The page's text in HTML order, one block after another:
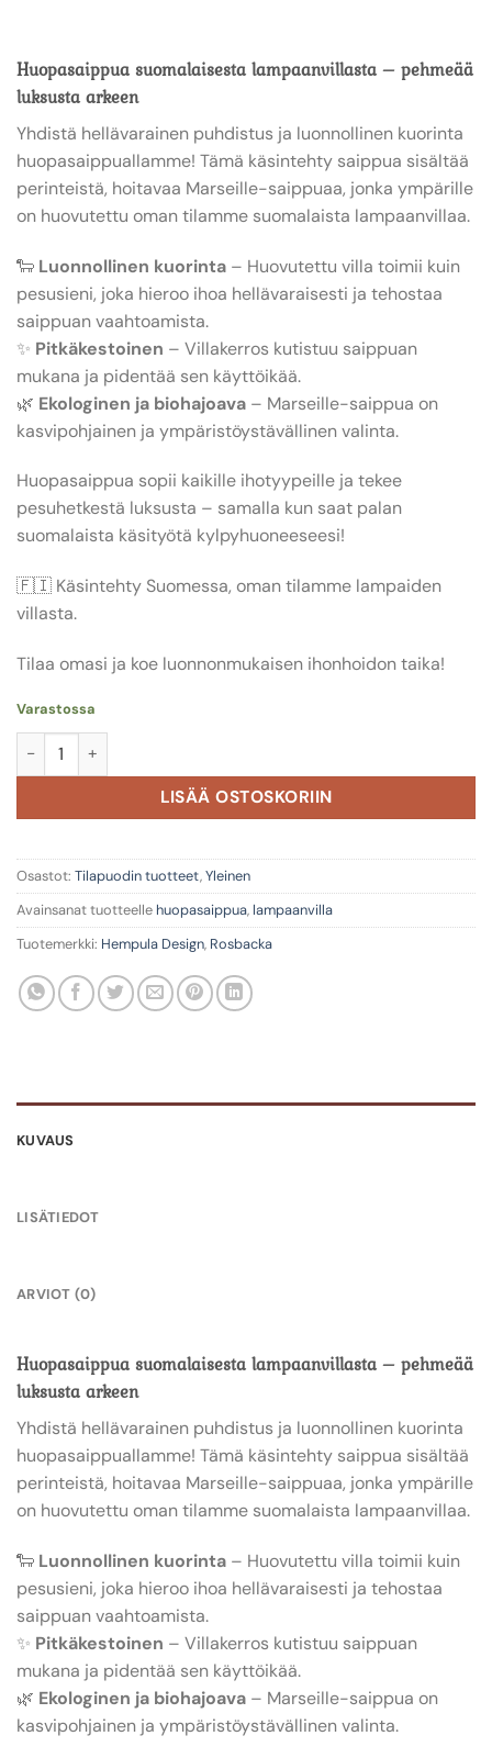
Huopasaippua suomalaisesta lampaanvillasta – pehmeää
luksusta arkeen
Yhdistä hellävarainen puhdistus ja luonnollinen kuorinta
huopasaippuallamme! Tämä käsintehty saippua sisältää
perinteistä, hoitavaa Marseille-saippuaa, jonka ympärille
on huovutettu oman tilamme suomalaista lampaanvillaa.
🐑 Luonnollinen kuorinta – Huovutettu villa toimii kuin
pesusieni, joka hieroo ihoa hellävaraisesti ja tehostaa
saippuan vaahtoamista.
✨ Pitkäkestoinen – Villakerros kutistuu saippuan
mukana ja pidentää sen käyttöikää.
🌿 Ekologinen ja biohajoava – Marseille-saippua on
kasvipohjainen ja ympäristöystävällinen valinta.
Huopasaippua sopii kaikille ihotyypeille ja tekee
pesuhetkestä luksusta – samalla kun saat palan
suomalaista käsityötä kylpyhuoneeseesi!
🇫🇮 Käsintehty Suomessa, oman tilamme lampaiden
villasta.
Tilaa omasi ja koe luonnonmukaisen ihonhoidon taika!
Varastossa
Huopasaippua määrä
LISÄÄ OSTOSKORIIN
Osastot: Tilapuodin tuotteet,Yleinen
Avainsanat tuotteelle huopasaippua, lampaanvilla
Tuotemerkki: Hempula Design, Rosbacka
KUVAUS
LISÄTIEDOT
ARVIOT (0)
Huopasaippua suomalaisesta lampaanvillasta – pehmeää
luksusta arkeen
Yhdistä hellävarainen puhdistus ja luonnollinen kuorinta
huopasaippuallamme! Tämä käsintehty saippua sisältää
perinteistä, hoitavaa Marseille-saippuaa, jonka ympärille
on huovutettu oman tilamme suomalaista lampaanvillaa.
🐑 Luonnollinen kuorinta – Huovutettu villa toimii kuin
pesusieni, joka hieroo ihoa hellävaraisesti ja tehostaa
saippuan vaahtoamista.
✨ Pitkäkestoinen – Villakerros kutistuu saippuan
mukana ja pidentää sen käyttöikää.
🌿 Ekologinen ja biohajoava – Marseille-saippua on
kasvipohjainen ja ympäristöystävällinen valinta.